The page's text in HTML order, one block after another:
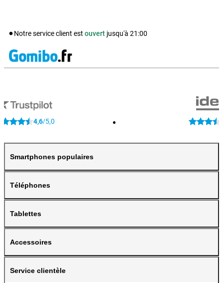
Notre service client est ouvert jusqu'à 21:00
4,6/5,0
Smartphones populaires
Téléphones
Tablettes
Accessoires
Service clientèle